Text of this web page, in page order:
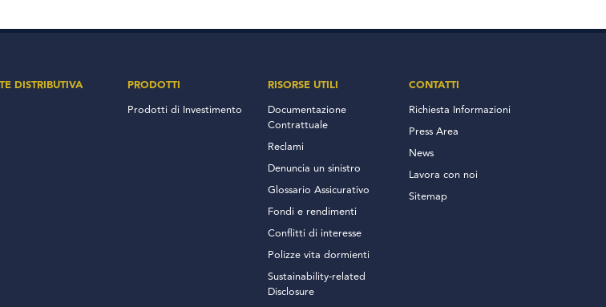
DISTRIBUTIVA PRODOTTI
Prodotti di Investimento
RISORSE UTILI
Documentazione
Contrattuale
Reclami
Denuncia un sinistro
Glossario Assicurativo
Fondi e rendimenti
Conflitti di interesse
Polizze vita dormienti
Sustainability-related
Disclosure
CONTATTI
Richiesta Informazioni
Press Area
News
Lavora con noi
Sitemap